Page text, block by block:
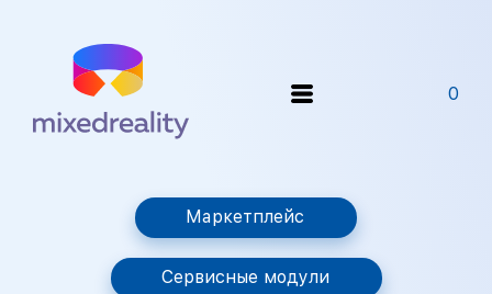
0
Маркетплейс
Сервисные модули